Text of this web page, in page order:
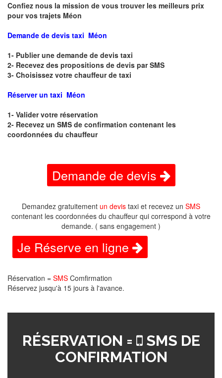
Confiez nous la mission de vous trouver les meilleurs prix
pour vos trajets Méon
Demande de devis taxi Méon
1- Publier une demande de devis taxi
2- Recevez des propositions de devis par SMS
3- Choisissez votre chauffeur de taxi
Réserver un taxi Méon
1- Valider votre réservation
2- Recevez un SMS de confirmation contenant les
coordonnées du chauffeur
Demande de devis
Demandez gratuitement un devis taxi et recevez un SMS
contenant les coordonnées du chauffeur qui correspond à votre
demande. ( sans engagement )
Je Réserve en ligne
Réservation = SMS Comfirmation
Réservez jusqu'à 15 jours à l'avance.
RÉSERVATION =
SMS DE
CONFIRMATION